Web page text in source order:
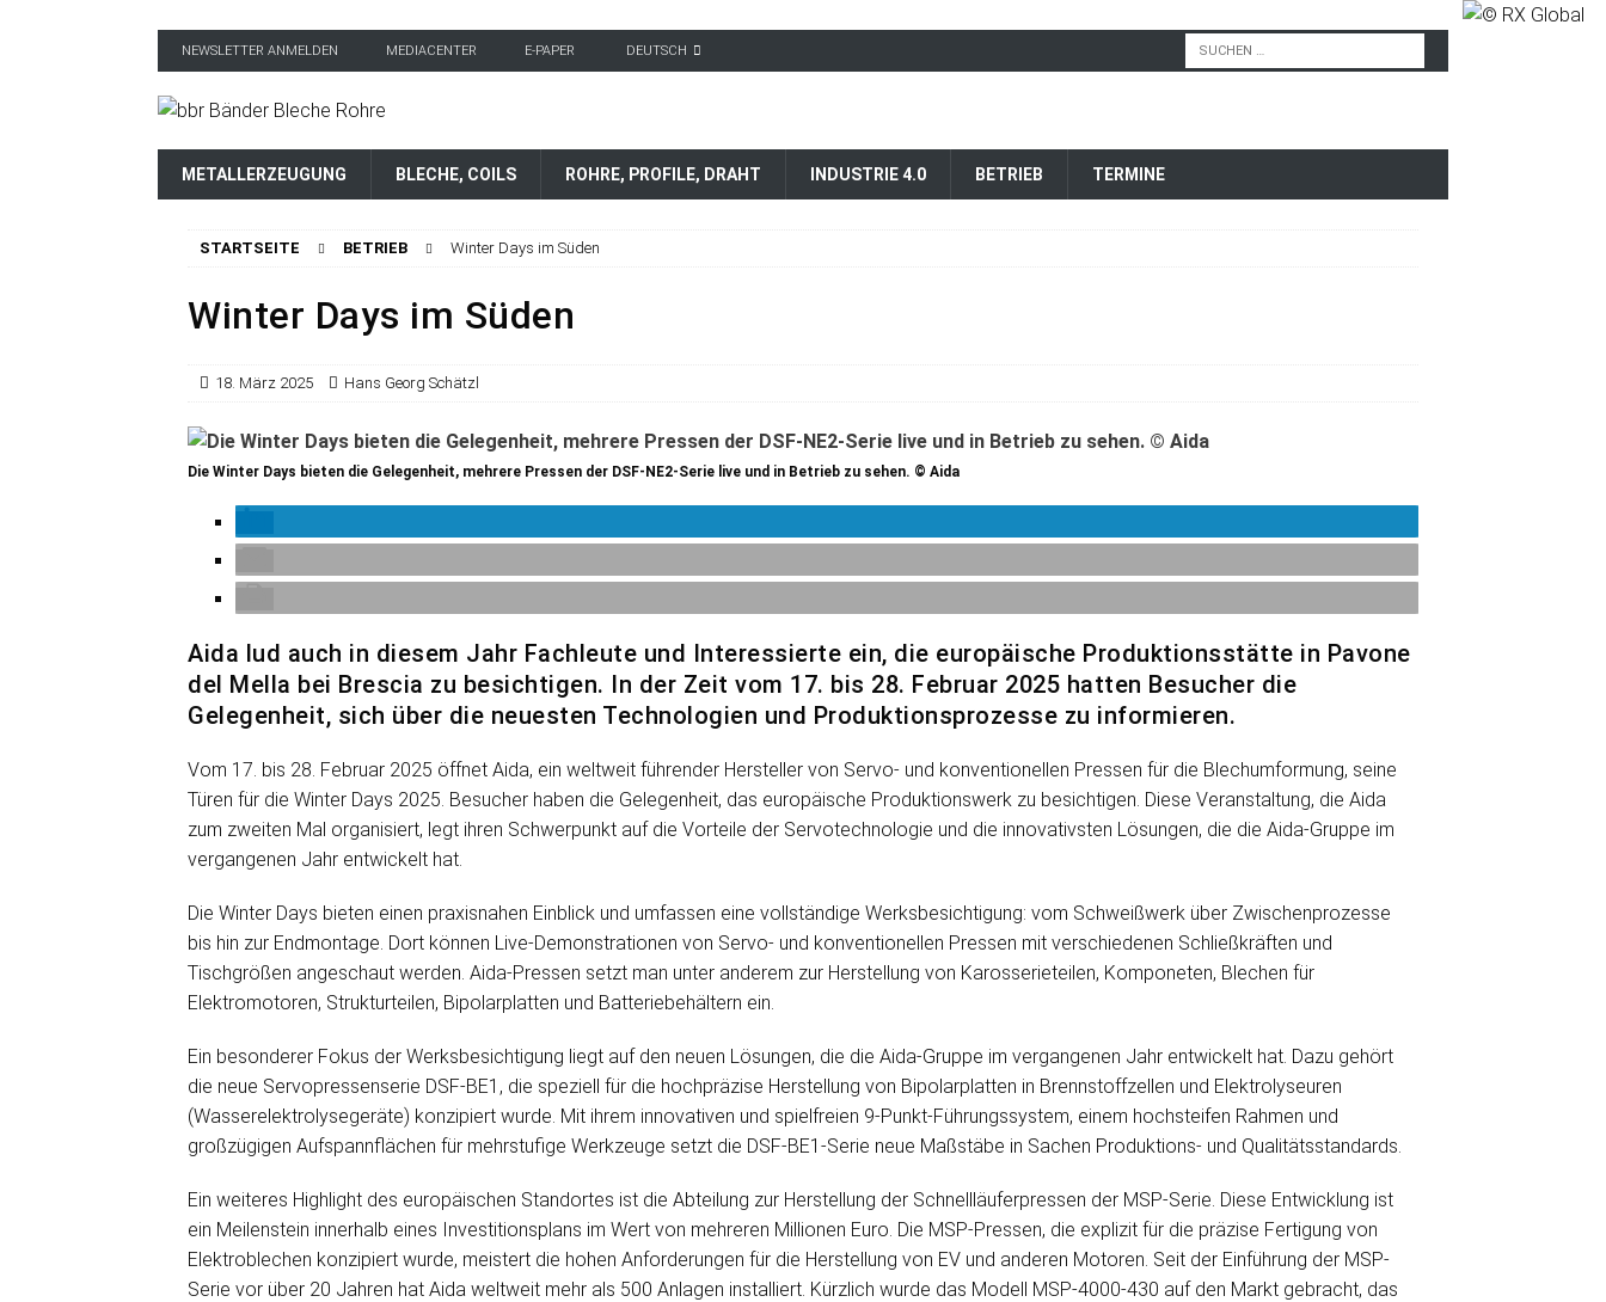
NEWSLETTER ANMELDEN MEDIACENTER E-PAPER DEUTSCH
METALLERZEUGUNG BLECHE, COILS ROHRE, PROFILE, DRAHT INDUSTRIE 4.0 BETRIEB TERMINE
STARTSEITE BETRIEB Winter Days im Süden
Winter Days im Süden
18. März 2025 Hans Georg Schätzl
Die Winter Days bieten die Gelegenheit, mehrere Pressen der DSF-NE2-Serie live und in Betrieb zu sehen. © Aida
Aida lud auch in diesem Jahr Fachleute und Interessierte ein, die europäische Produktionsstätte in Pavone
del Mella bei Brescia zu besichtigen. In der Zeit vom 17. bis 28. Februar 2025 hatten Besucher die
Gelegenheit, sich über die neuesten Technologien und Produktionsprozesse zu informieren.
Vom 17. bis 28. Februar 2025 öffnet Aida, ein weltweit führender Hersteller von Servo- und konventionellen Pressen für die Blechumformung, seine
Türen für die Winter Days 2025. Besucher haben die Gelegenheit, das europäische Produktionswerk zu besichtigen. Diese Veranstaltung, die Aida
zum zweiten Mal organisiert, legt ihren Schwerpunkt auf die Vorteile der Servotechnologie und die innovativsten Lösungen, die die Aida-Gruppe im
vergangenen Jahr entwickelt hat.
Die Winter Days bieten einen praxisnahen Einblick und umfassen eine vollständige Werksbesichtigung: vom Schweißwerk über Zwischenprozesse
bis hin zur Endmontage. Dort können Live-Demonstrationen von Servo- und konventionellen Pressen mit verschiedenen Schließkräften und
Tischgrößen angeschaut werden. Aida-Pressen setzt man unter anderem zur Herstellung von Karosserieteilen, Komponeten, Blechen für
Elektromotoren, Strukturteilen, Bipolarplatten und Batteriebehältern ein.
Ein besonderer Fokus der Werksbesichtigung liegt auf den neuen Lösungen, die die Aida-Gruppe im vergangenen Jahr entwickelt hat. Dazu gehört
die neue Servopressenserie DSF-BE1, die speziell für die hochpräzise Herstellung von Bipolarplatten in Brennstoffzellen und Elektrolyseuren
(Wasserelektrolysegeräte) konzipiert wurde. Mit ihrem innovativen und spielfreien 9-Punkt-Führungssystem, einem hochsteifen Rahmen und
großzügigen Aufspannflächen für mehrstufige Werkzeuge setzt die DSF-BE1-Serie neue Maßstäbe in Sachen Produktions- und Qualitätsstandards.
Ein weiteres Highlight des europäischen Standortes ist die Abteilung zur Herstellung der Schnellläuferpressen der MSP-Serie. Diese Entwicklung ist
ein Meilenstein innerhalb eines Investitionsplans im Wert von mehreren Millionen Euro. Die MSP-Pressen, die explizit für die präzise Fertigung von
Elektroblechen konzipiert wurde, meistert die hohen Anforderungen für die Herstellung von EV und anderen Motoren. Seit der Einführung der MSP-
Serie vor über 20 Jahren hat Aida weltweit mehr als 500 Anlagen installiert. Kürzlich wurde das Modell MSP-4000-430 auf den Markt gebracht, das